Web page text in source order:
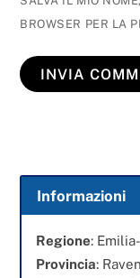
BROWSER PER LA
Informazioni
Regione:
Provincia: